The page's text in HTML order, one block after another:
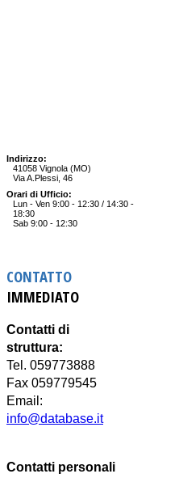
Indirizzo:
41058 Vignola (MO)
Via A.Plessi, 46
Orari di Ufficio:
Lun - Ven 9:00 - 12:30 / 14:30 -
18:30
Sab 9:00 - 12:30
CONTATTO
IMMEDIATO
Contatti di
struttura:
Tel. 059773888
Fax 059779545
Email:
info@database.it
Contatti personali